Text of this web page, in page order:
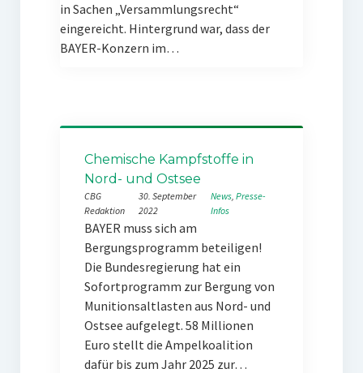
in Sachen „Versammlungsrecht“
eingereicht. Hintergrund war, dass der
BAYER-Konzern im…
Chemische Kampfstoffe in
Nord- und Ostsee
CBG
Redaktion
30. September
2022
News, Presse-
Infos
BAYER muss sich am
Bergungsprogramm beteiligen!
Die Bundesregierung hat ein
Sofortprogramm zur Bergung von
Munitionsaltlasten aus Nord- und
Ostsee aufgelegt. 58 Millionen
Euro stellt die Ampelkoalition
dafür bis zum Jahr 2025 zur…